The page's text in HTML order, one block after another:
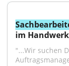
im Handwerk
"...Wir suchen